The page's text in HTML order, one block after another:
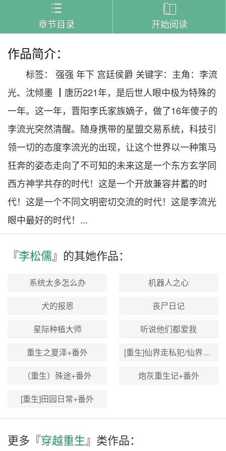

章节目录

开始阅读
作品简介：
标签： 强强 年下 宫廷侯爵 关键字：主角：李流
光、沈倾墨 ┃唐历221年，是后世人眼中极为特殊的
一年。这一年，晋阳李氏家族嫡子，做了16年傻子的
李流光突然清醒。随身携带的星盟交易系统，科技引
领一切的态度李流光的出现，让这个世界以一种策马
狂奔的姿态走向了不可知的未来这是一个东方玄学同
西方神学共存的时代！这是一个开放兼容并蓄的时
代！这是一个不同文明密切交流的时代！这是李流光
眼中最好的时代！...
『李松儒』的其她作品：
系统太多怎么办
机器人之心
犬的报恩
丧尸日记
星际种植大师
听说他们都爱我
重生之夏泽+番外
[重生]仙界走私犯/仙界贸易商人+番外
（重生）殊途+番外
炮灰重生记+番外
[重生]田园日常+番外
更多『穿越重生 』类作品：